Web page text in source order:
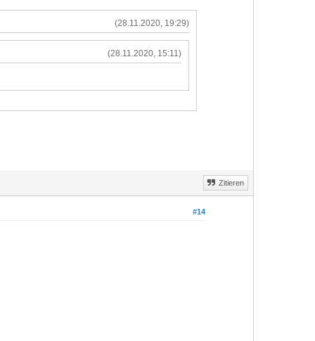
(28.11.2020, 19:29)
(28.11.2020, 15:11)
Zitieren
#14